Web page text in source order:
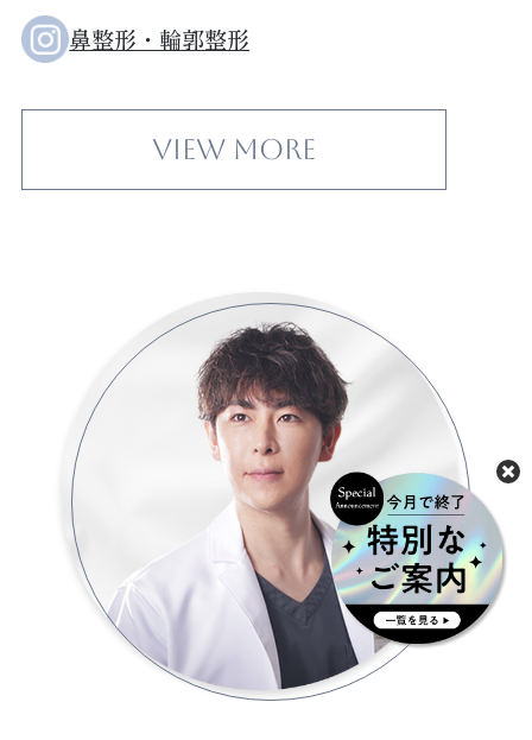
鼻整形・輪郭整形
View More